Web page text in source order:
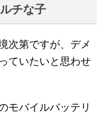
チな子
次第ですが、デメ
ていたいと思わせ
モバイルバッテリ